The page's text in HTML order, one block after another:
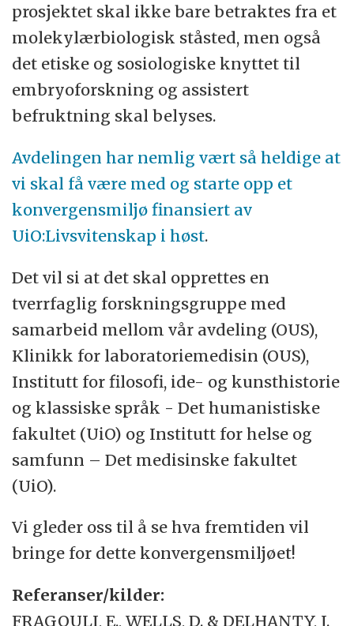
prosjektet skal ikke bare betraktes fra et
molekylærbiologisk ståsted, men også
det etiske og sosiologiske knyttet til
embryoforskning og assistert
befruktning skal belyses.
Avdelingen har nemlig vært så heldige at
vi skal få være med og starte opp et
konvergensmiljø finansiert av
UiO:Livsvitenskap i høst.
Det vil si at det skal opprettes en
tverrfaglig forskningsgruppe med
samarbeid mellom vår avdeling (OUS),
Klinikk for laboratoriemedisin (OUS),
Institutt for filosofi, ide- og kunsthistorie
og klassiske språk - Det humanistiske
fakultet (UiO) og Institutt for helse og
samfunn – Det medisinske fakultet
(UiO).
Vi gleder oss til å se hva fremtiden vil
bringe for dette konvergensmiljøet!
Referanser/kilder:
FRAGOULI, E., WELLS, D. & DELHANTY, J.